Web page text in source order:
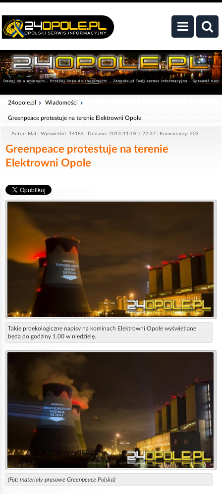
24opole.pl Wiadomości
Greenpeace protestuje na terenie Elektrowni Opole
Autor: Mat Wyświetleń: 14184 Dodano: 2013-11-09 / 22:37 Komentarzy: 203
Greenpeace protestuje na terenie
Elektrowni Opole
Takie proekologiczne napisy na kominach Elektrowni Opole wyświetlane
będą do godziny 1.00 w niedzielę.
(Fot: materiały prasowe Greenpeace Polska)